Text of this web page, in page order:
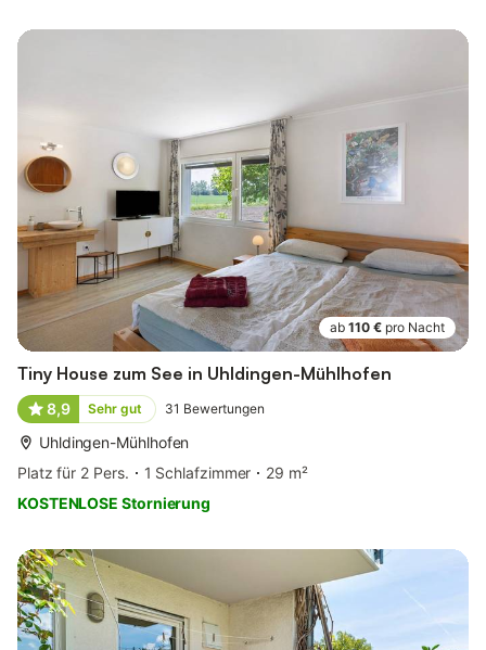
ab 110 € pro Nacht
Tiny House zum See in Uhldingen-Mühlhofen
8,9 Sehr gut 31 Bewertungen
Uhldingen-Mühlhofen
Platz für 2 Pers.
1 Schlafzimmer
29 m²
KOSTENLOSE Stornierung